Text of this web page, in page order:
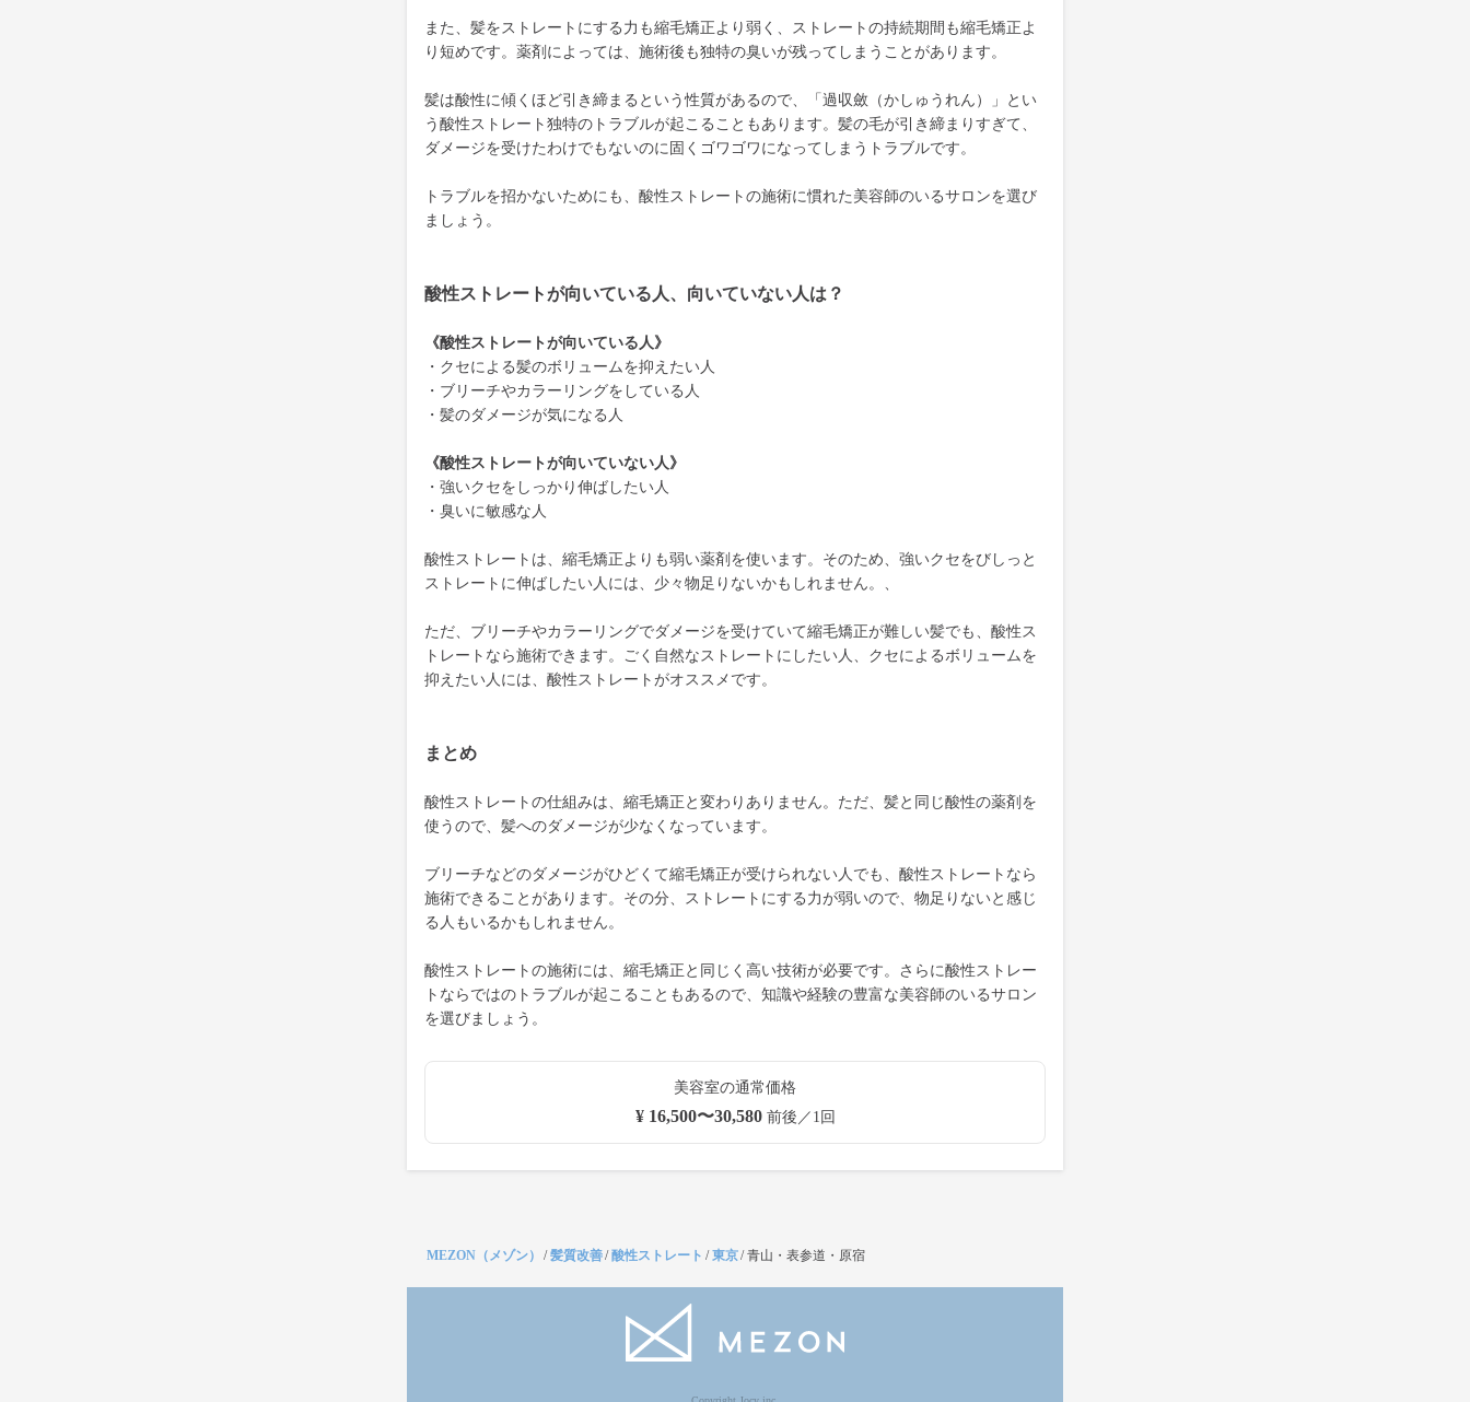
また、髪をストレートにする力も縮毛矯正より弱く、ストレートの持続期間も縮毛矯正よ
り短めです。薬剤によっては、施術後も独特の臭いが残ってしまうことがあります。
髪は酸性に傾くほど引き締まるという性質があるので、「過収斂（かしゅうれん）」とい
う酸性ストレート独特のトラブルが起こることもあります。髪の毛が引き締まりすぎて、
ダメージを受けたわけでもないのに固くゴワゴワになってしまうトラブルです。
トラブルを招かないためにも、酸性ストレートの施術に慣れた美容師のいるサロンを選び
ましょう。
酸性ストレートが向いている人、向いていない人は？
《酸性ストレートが向いている人》
・クセによる髪のボリュームを抑えたい人
・ブリーチやカラーリングをしている人
・髪のダメージが気になる人
《酸性ストレートが向いていない人》
・強いクセをしっかり伸ばしたい人
・臭いに敏感な人
酸性ストレートは、縮毛矯正よりも弱い薬剤を使います。そのため、強いクセをびしっと
ストレートに伸ばしたい人には、少々物足りないかもしれません。、
ただ、ブリーチやカラーリングでダメージを受けていて縮毛矯正が難しい髪でも、酸性ス
トレートなら施術できます。ごく自然なストレートにしたい人、クセによるボリュームを
抑えたい人には、酸性ストレートがオススメです。
まとめ
酸性ストレートの仕組みは、縮毛矯正と変わりありません。ただ、髪と同じ酸性の薬剤を
使うので、髪へのダメージが少なくなっています。
ブリーチなどのダメージがひどくて縮毛矯正が受けられない人でも、酸性ストレートなら
施術できることがあります。その分、ストレートにする力が弱いので、物足りないと感じ
る人もいるかもしれません。
酸性ストレートの施術には、縮毛矯正と同じく高い技術が必要です。さらに酸性ストレー
トならではのトラブルが起こることもあるので、知識や経験の豊富な美容師のいるサロン
を選びましょう。
美容室の通常価格
¥ 16,500〜30,580前後／1回
MEZON（メゾン） /髪質改善/酸性ストレート /東京/青山・表参道・原宿